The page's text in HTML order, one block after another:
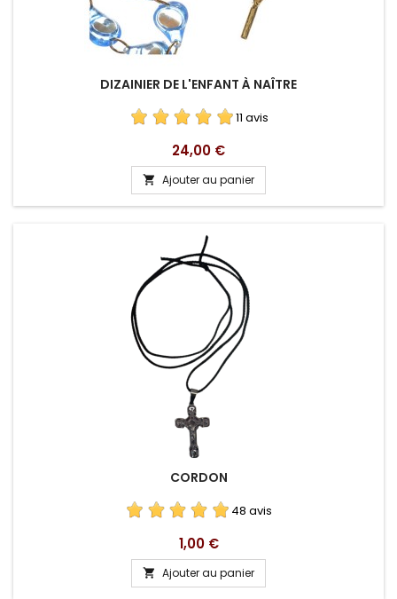
DIZAINIER DE L'ENFANT À NAÎTRE
11 avis
Prix
24,00 €
 Ajouter au panier
CORDON
48 avis
Prix
1,00 €
 Ajouter au panier